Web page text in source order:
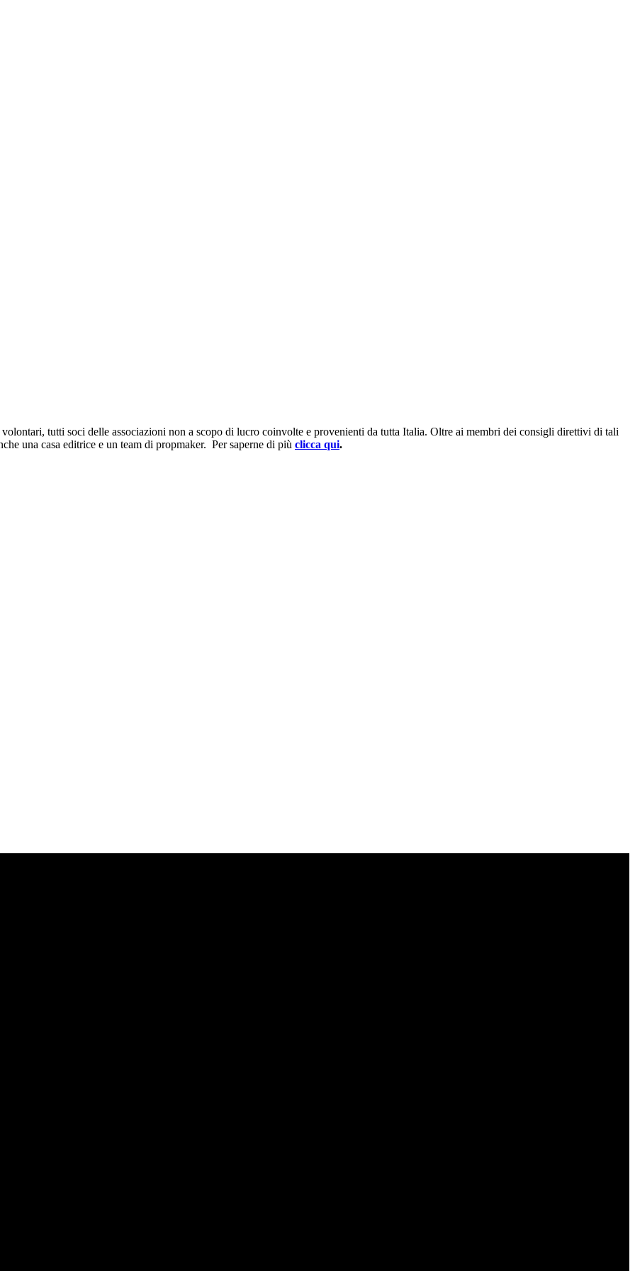
tutti soci delle associazioni non a scopo di lucro coinvolte e provenienti da tutta Italia. Oltre ai membri dei consigli direttivi di tali
una casa editrice e un team di propmaker. Per saperne di più clicca qui.